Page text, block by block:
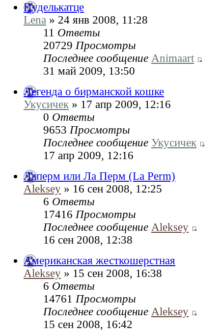
Пуделькатце
Lena » 24 янв 2008, 11:28
11 Ответы
20729 Просмотры
Последнее сообщение Animaart
31 май 2009, 13:50
Легенда о бирманской кошке
Укусичек » 17 апр 2009, 12:16
0 Ответы
9653 Просмотры
Последнее сообщение Укусичек
17 апр 2009, 12:16
Лаперм или Ла Перм (La Perm)
Aleksey » 16 сен 2008, 12:25
6 Ответы
17416 Просмотры
Последнее сообщение Aleksey
16 сен 2008, 12:38
Американская жесткошерстная
Aleksey » 15 сен 2008, 16:38
6 Ответы
14761 Просмотры
Последнее сообщение Aleksey
15 сен 2008, 16:42